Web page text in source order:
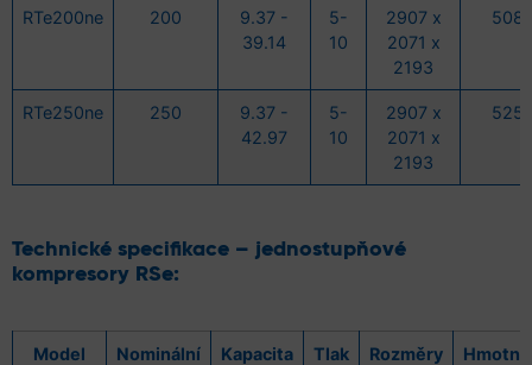
RTe200ne 200
9.37 -
39.14
5-
10
2907 x
2071 x
2193
RTe250ne 250
9.37 -
42.97
5-
10
2907 x
2071 x
2193
Technické specifikace – jednostupňové
kompresory RSe:
Model
Nominální
Kapacita
Tlak
Rozměry